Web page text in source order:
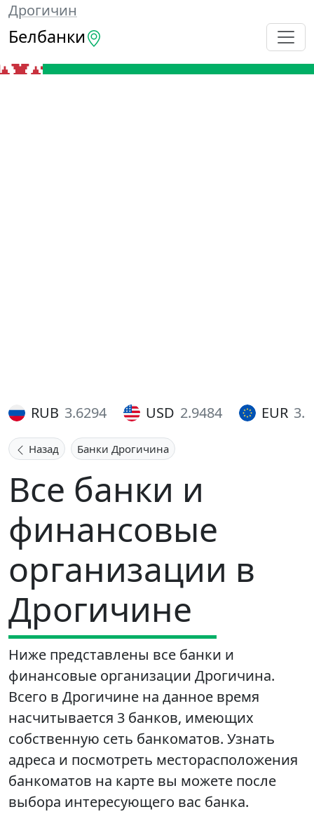
Дрогичин
Белбанки
RUB 3.6294 USD 2.9484 EUR
Назад Банки Дрогичина
Все банки и
финансовые
организации в
Дрогичине
Ниже представлены все банки и
финансовые организации Дрогичина.
Всего в Дрогичине на данное время
насчитывается 3 банков, имеющих
собственную сеть банкоматов. Узнать
адреса и посмотреть месторасположения
банкоматов на карте вы можете после
выбора интересующего вас банка.